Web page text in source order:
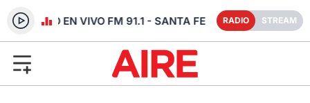
RADIO EN VIVO FM 91.1 - SANTA FE RADIO STREAM